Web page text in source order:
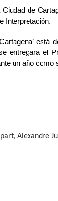
de
Interpretación.
está
entregará el
un año como
Alexandre